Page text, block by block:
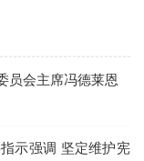
员会主席冯德莱恩
示强调 坚定维护宪